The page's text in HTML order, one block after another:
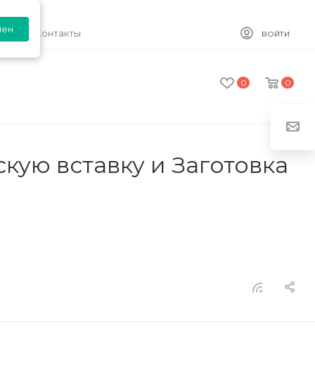
Контакты ВОЙТИ
0 0
вставку и Заготовка